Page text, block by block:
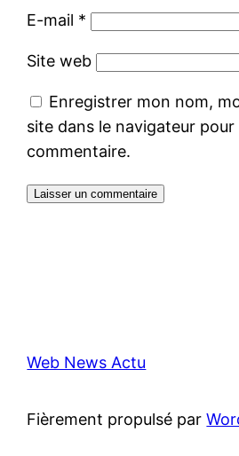
E-mail *
Site web
Enregistrer mon nom,
site dans le navigateur
commentaire.
Web News Actu
Fièrement propulsé par